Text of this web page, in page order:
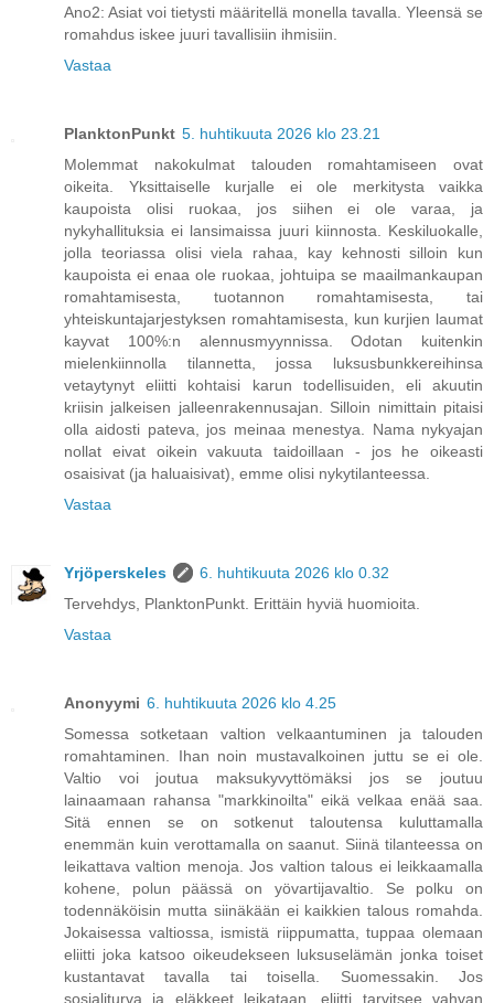
Ano2: Asiat voi tietysti määritellä monella tavalla. Yleensä se
romahdus iskee juuri tavallisiin ihmisiin.
Vastaa
PlanktonPunkt 5. huhtikuuta 2026 klo 23.21
Molemmat nakokulmat talouden romahtamiseen ovat
oikeita. Yksittaiselle kurjalle ei ole merkitysta vaikka
kaupoista olisi ruokaa, jos siihen ei ole varaa, ja
nykyhallituksia ei lansimaissa juuri kiinnosta. Keskiluokalle,
jolla teoriassa olisi viela rahaa, kay kehnosti silloin kun
kaupoista ei enaa ole ruokaa, johtuipa se maailmankaupan
romahtamisesta, tuotannon romahtamisesta, tai
yhteiskuntajarjestyksen romahtamisesta, kun kurjien laumat
kayvat 100%:n alennusmyynnissa. Odotan kuitenkin
mielenkiinnolla tilannetta, jossa luksusbunkkereihinsa
vetaytynyt eliitti kohtaisi karun todellisuiden, eli akuutin
kriisin jalkeisen jalleenrakennusajan. Silloin nimittain pitaisi
olla aidosti pateva, jos meinaa menestya. Nama nykyajan
nollat eivat oikein vakuuta taidoillaan - jos he oikeasti
osaisivat (ja haluaisivat), emme olisi nykytilanteessa.
Vastaa
Yrjöperskeles
6. huhtikuuta 2026 klo 0.32
Tervehdys, PlanktonPunkt. Erittäin hyviä huomioita.
Vastaa
Anonyymi 6. huhtikuuta 2026 klo 4.25
Somessa sotketaan valtion velkaantuminen ja talouden
romahtaminen. Ihan noin mustavalkoinen juttu se ei ole.
Valtio voi joutua maksukyvyttömäksi jos se joutuu
lainaamaan rahansa "markkinoilta" eikä velkaa enää saa.
Sitä ennen se on sotkenut taloutensa kuluttamalla
enemmän kuin verottamalla on saanut. Siinä tilanteessa on
leikattava valtion menoja. Jos valtion talous ei leikkaamalla
kohene, polun päässä on yövartijavaltio. Se polku on
todennäköisin mutta siinäkään ei kaikkien talous romahda.
Jokaisessa valtiossa, ismistä riippumatta, tuppaa olemaan
eliitti joka katsoo oikeudekseen luksuselämän jonka toiset
kustantavat tavalla tai toisella. Suomessakin. Jos
sosialiturva ja eläkkeet leikataan, eliitti tarvitsee vahvan